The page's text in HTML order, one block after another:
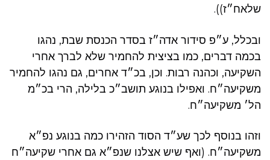
שלאח״ז)).
ובכלל, ע״פ סידור אדה״ז בסדר הכנסת שבת, נהגו
בכמה דברים, כמו בציצית להחמיר שלא לברך אחרי
השקיעה, וכהנה רבות. וכן, בכ״ד אחרים, גם נהגו להחמיר
משקיעה״ח. ואפילו בנוגע תושב״כ בלילה, הרי בכ״מ
הל׳ משקיעה״ח.
וזהו בנוסף לכך שע״ד הסוד הזהירו כמה בנוגע נפ״א
משקיעה״ח. (ואף שיש אצלנו שנפ״א גם אחרי שקיעה״ח